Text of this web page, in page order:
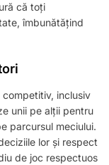
că toți
îmbunătățind
inclusiv
unii pe alții pentru
parcursul meciului.
lor și respect
de joc respectuos